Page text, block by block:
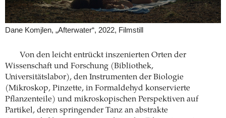
Dane Komjlen, „Afterwater“, 2022, Filmstill
Von den leicht entrückt inszenierten Orten der
Wissenschaft und Forschung (Bibliothek,
Universitätslabor), den Instrumenten der Biologie
(Mikroskop, Pinzette, in Formaldehyd konservierte
Pflanzenteile) und mikroskopischen Perspektiven auf
Partikel, deren springender Tanz an abstrakte